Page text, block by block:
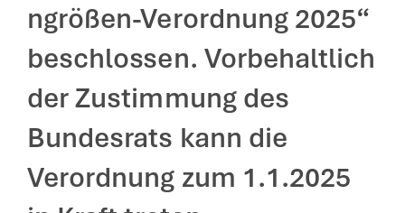
ngrößen-Verordnung 2025“
beschlossen. Vorbehaltlich
der Zustimmung des
Bundesrats kann die
Verordnung zum 1.1.2025